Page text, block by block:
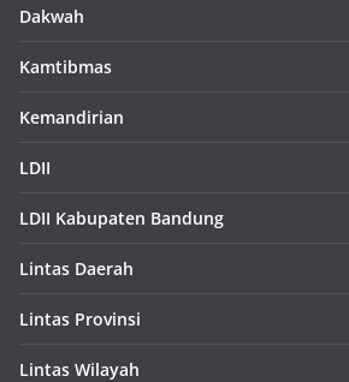
Dakwah
Kamtibmas
Kemandirian
LDII
LDII Kabupaten Bandung
Lintas Daerah
Lintas Provinsi
Lintas Wilayah